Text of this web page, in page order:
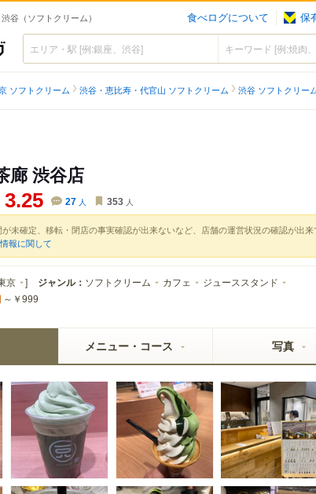
谷（ソフトクリーム） 食べログについて 保
食べログ
ソフトクリーム 渋谷・恵比寿・代官山 ソフトクリーム 渋谷 ソフトクリー
廊 渋谷店
3.25 27 人 353 人
未確定、移転・閉店の事実確認が出来ないなど、店舗の運営状況の確認が出
報に関して
京 ] ジャンル： ソフトクリーム カフェ ジューススタンド
～￥999
メニュー・コース 写真